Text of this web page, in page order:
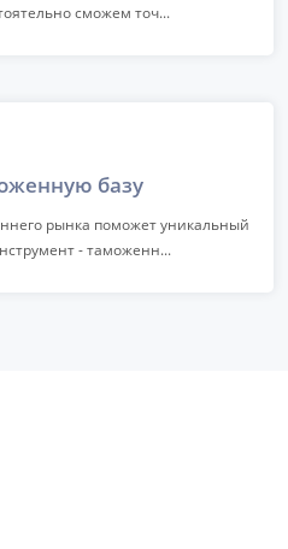
сможем точ...
базу
рынка поможет уникальный
- таможенн...